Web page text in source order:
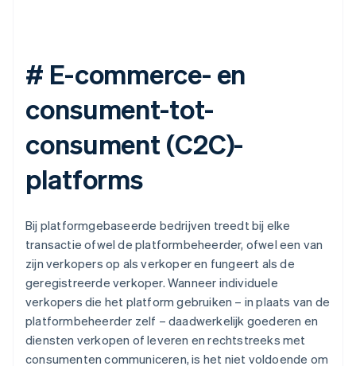
# E-commerce- en
consument-tot-
consument (C2C)-
platforms
Bij platformgebaseerde bedrijven treedt bij elke
transactie ofwel de platformbeheerder, ofwel een van
zijn verkopers op als verkoper en fungeert als de
geregistreerde verkoper. Wanneer individuele
verkopers die het platform gebruiken – in plaats van de
platformbeheerder zelf – daadwerkelijk goederen en
diensten verkopen of leveren en rechtstreeks met
consumenten communiceren, is het niet voldoende om